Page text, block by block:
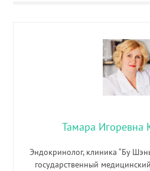
Тамара Игоревна
Эндокринолог, клиника “Бу
государственный